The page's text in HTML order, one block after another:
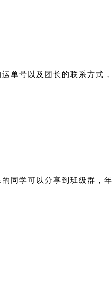
单号以及团长的联系方
同学可以分享到班级群，